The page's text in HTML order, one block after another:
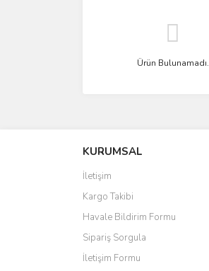
Ürün Bulunamadı.
KURUMSAL
İletişim
Kargo Takibi
Havale Bildirim Formu
Sipariş Sorgula
İletişim Formu